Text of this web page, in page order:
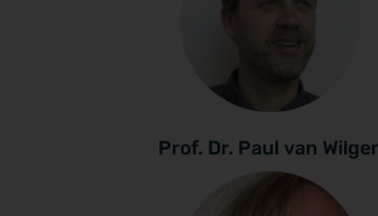
Prof. Dr. Paul van